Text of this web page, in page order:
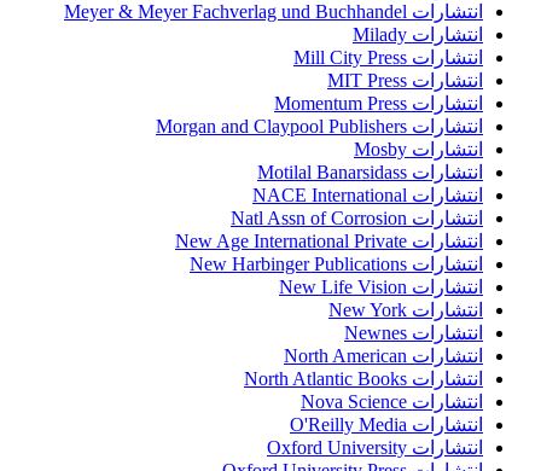
انتشارات Meyer & Meyer Fachverlag und Buchhandel
انتشارات Milady
انتشارات Mill City Press
انتشارات MIT Press
انتشارات Momentum Press
انتشارات Morgan and Claypool Publishers
انتشارات Mosby
انتشارات Motilal Banarsidass
انتشارات NACE International
انتشارات Natl Assn of Corrosion
انتشارات New Age International Private
انتشارات New Harbinger Publications
انتشارات New Life Vision
انتشارات New York
انتشارات Newnes
انتشارات North American
انتشارات North Atlantic Books
انتشارات Nova Science
انتشارات O'Reilly Media
انتشارات Oxford University